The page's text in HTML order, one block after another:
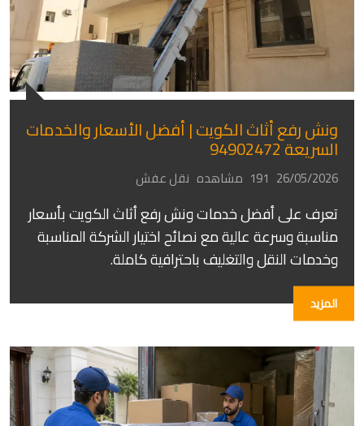
ونش رفع أثاث الكويت | أفضل الأسعار والخدمات
السريعة 94902472
26/05/2026 191 مشاهده نقل عفش
تعرف على أفضل خدمات ونش رفع أثاث الكويت بأسعار
مناسبة وسرعة عالية مع نصائح اختيار الشركة المناسبة
وخدمات النقل والتغليف باحترافية كاملة.
المزيد